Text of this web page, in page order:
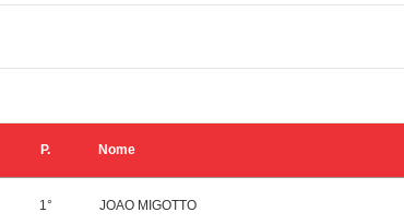
P. Nome
1° JOAO MIGOTTO